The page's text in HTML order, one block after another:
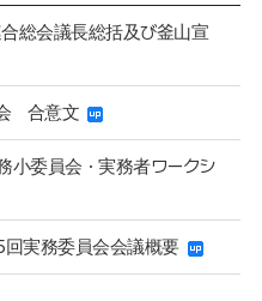
総会議長総括及び釜山宣
合意文
小委員会・実務者ワークシ
実務委員会会議概要